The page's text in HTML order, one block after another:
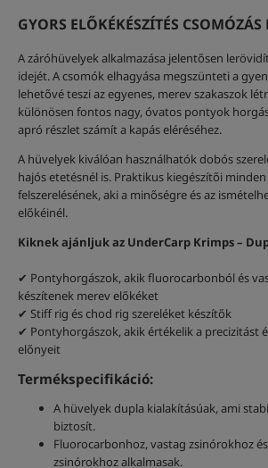
GYORS ELŐKÉKÉSZÍTÉS
A záróhüvelyek alkalmazása jelentősen
idejét. A csomók elhagyása megszünteti a
lehetővé teszi az egyenes, merev szakaszok
különösen fontos nagy, óvatos pontyok
apró részlet számít a kapás eléréséhez.
A hüvelyek kiválóan használhatók dobós
hajós etetésnél is. Praktikus kiegészítői
felszerelésének, aki a minőségre és az
előkéinél.
Kiknek ajánljuk az UnderCarp Krimps –
✔ Pontyhorgászok, akik fluorocarbonból és
készítenek merev előkéket
✔ Stiff rig és chod rig szereléket készítők
✔ Pontyhorgászok, akik értékelik a precizitást
előnyeit
Termékspecifikáció:
A hüvelyek dupla kialakításúak, ami
biztosít.
Fluorocarbonhoz, vastag zsinórokhoz
zsinórokhoz alkalmasak.